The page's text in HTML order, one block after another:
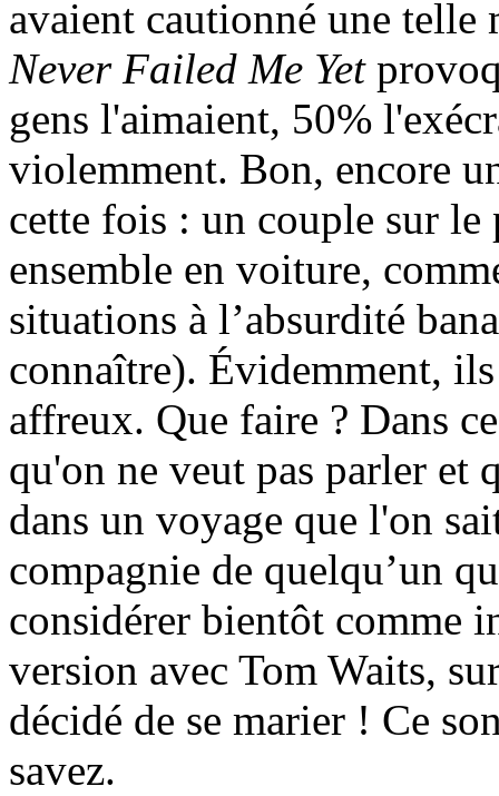
avaient cautionné une
Never Failed Me Yet
gens l'aimaient, 50%
violemment. Bon, encore
cette fois : un couple sur le
ensemble en voiture,
situations à l’absurdité
connaître). Évidemment,
affreux. Que faire ? Dans
qu'on ne veut pas parler et
dans un voyage que l'on
compagnie de quelqu’un
considérer bientôt comme
version avec Tom Waits,
décidé de se marier ! Ce
savez.